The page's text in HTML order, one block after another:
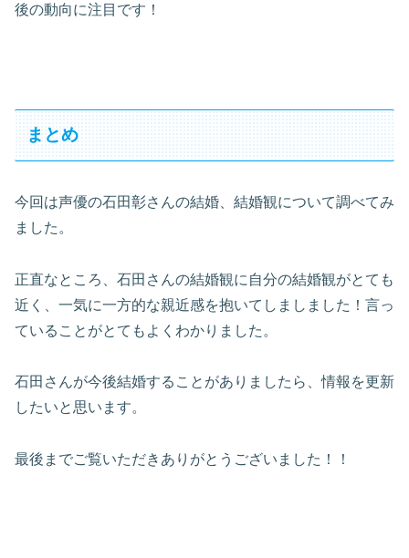
後の動向に注目です！
まとめ
今回は声優の石田彰さんの結婚、結婚観について調べてみ
ました。
正直なところ、石田さんの結婚観に自分の結婚観がとても
近く、一気に一方的な親近感を抱いてしましました！言っ
ていることがとてもよくわかりました。
石田さんが今後結婚することがありましたら、情報を更新
したいと思います。
最後までご覧いただきありがとうございました！！